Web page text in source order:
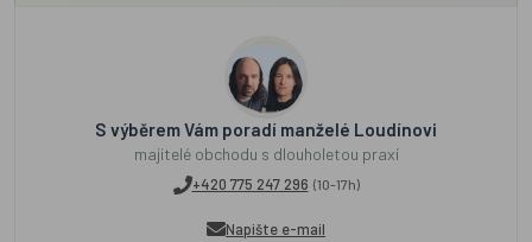
S výběrem Vám poradí manželé Loudínovi
majitelé obchodu s dlouholetou praxí
+420 775 247 296 (10-17h)
Napište e-mail